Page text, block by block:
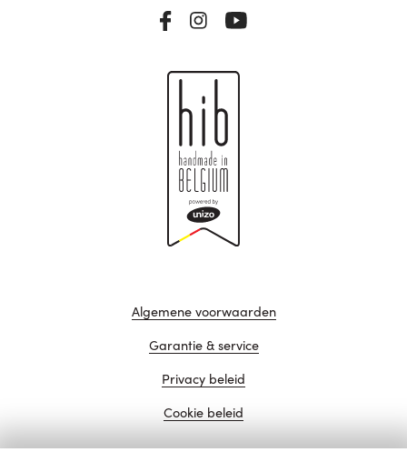
Algemene voorwaarden
Garantie & service
Privacy beleid
Cookie beleid